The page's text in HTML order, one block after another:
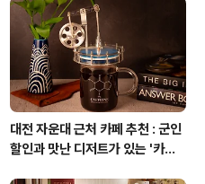
대전 자운대 근처 카페 추천 : 군인
할인과 맛난 디저트가 있는 '카페